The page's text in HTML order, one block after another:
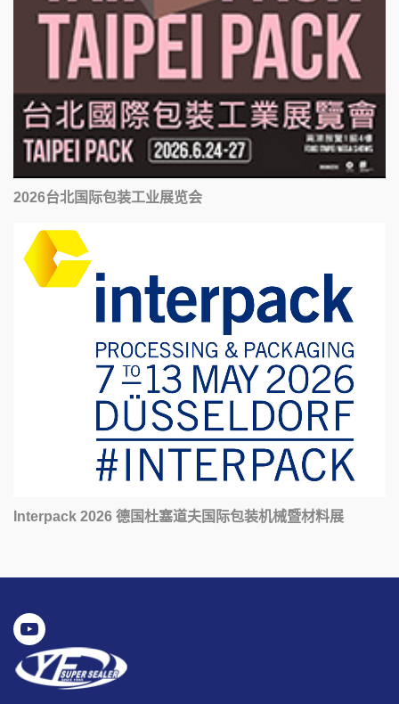
2026台北国际包装工业展览会
Interpack 2026 德国杜塞道夫国际包装机械暨材料展